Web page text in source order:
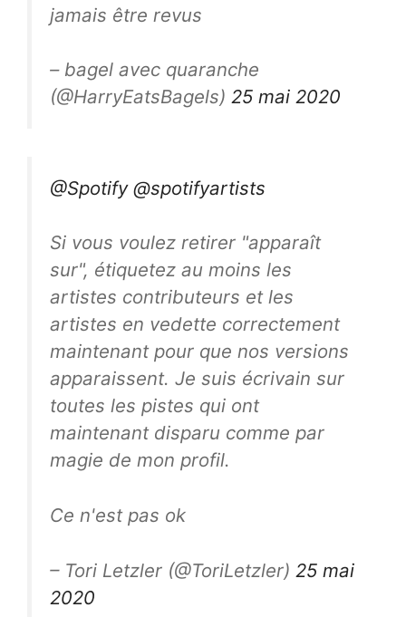
jamais être revus
– bagel avec quaranche
(@HarryEatsBagels) 25 mai 2020
@Spotify @spotifyartists
Si vous voulez retirer "apparaît
sur", étiquetez au moins les
artistes contributeurs et les
artistes en vedette correctement
maintenant pour que nos versions
apparaissent. Je suis écrivain sur
toutes les pistes qui ont
maintenant disparu comme par
magie de mon profil.
Ce n'est pas ok
– Tori Letzler (@ToriLetzler) 25 mai
2020